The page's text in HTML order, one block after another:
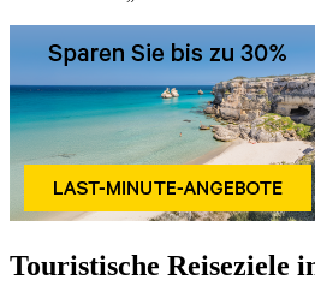
Touristische Reiseziele